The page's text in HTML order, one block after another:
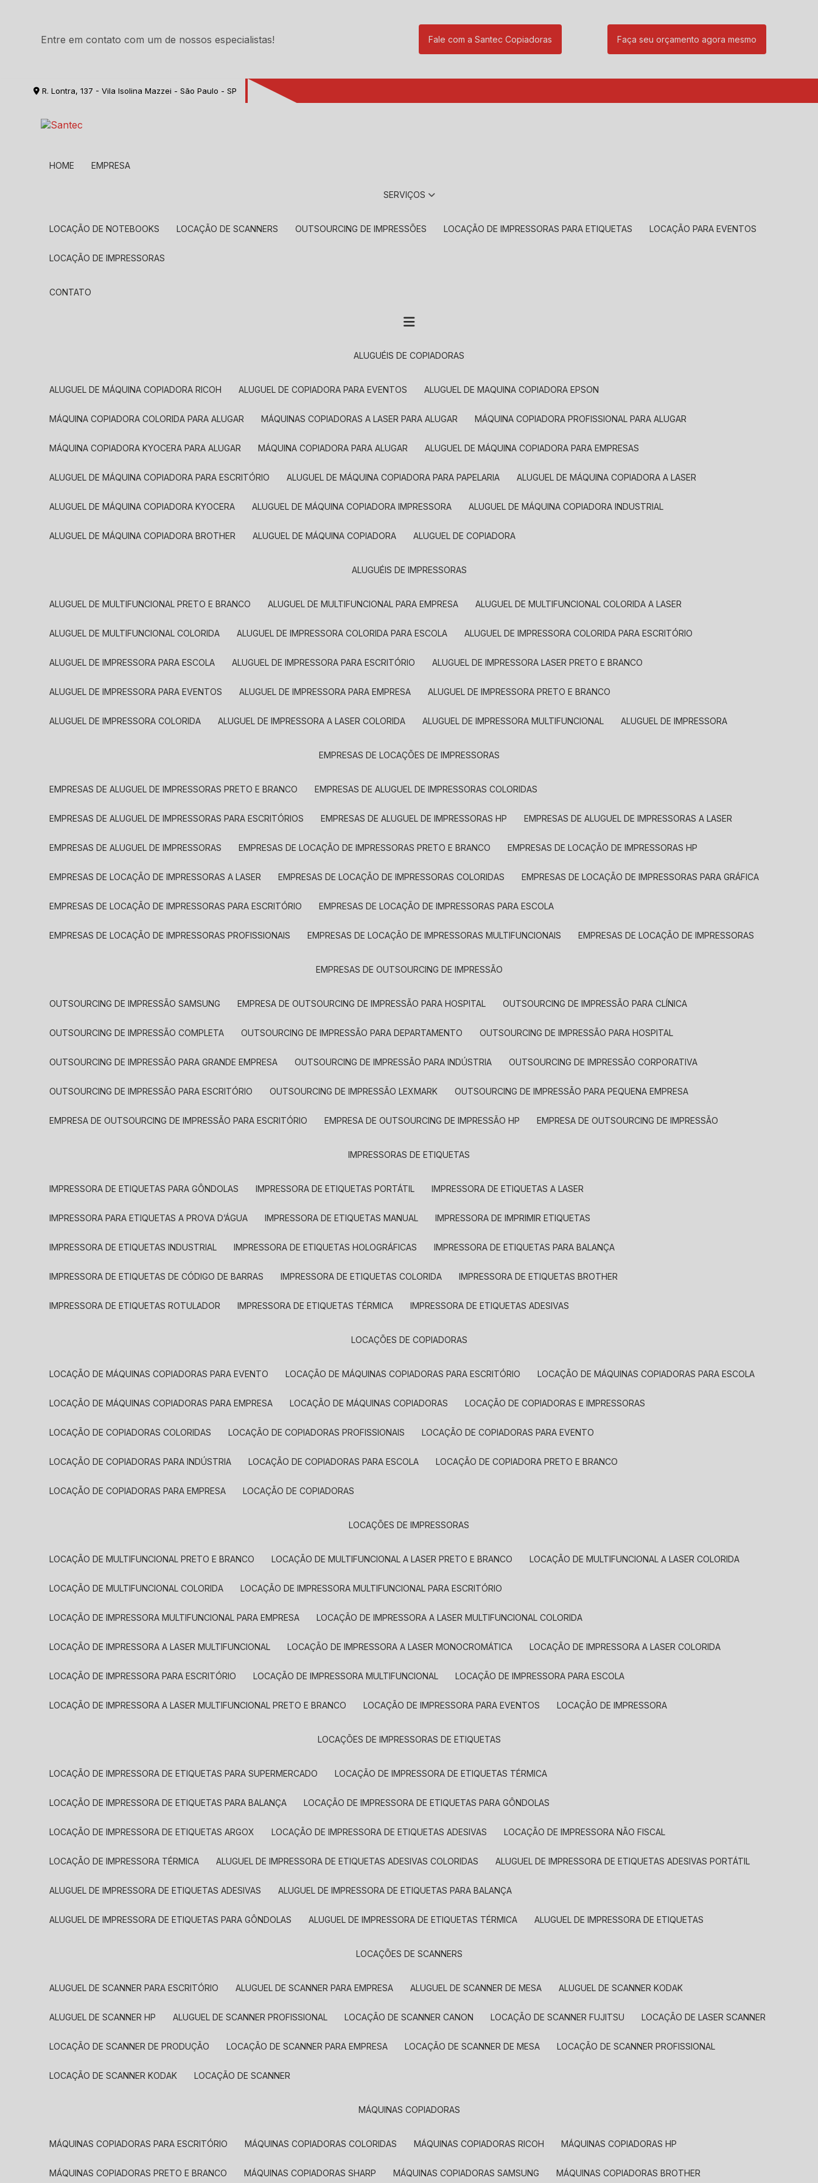
Entre em contato com um de nossos especialistas! Fale com a Santec Copiadoras Faça seu orçamento agora mesmo
R. Lontra, 137 - Vila Isolina Mazzei - São Paulo - SP
HOME EMPRESA
SERVIÇOS
LOCAÇÃO DE NOTEBOOKS LOCAÇÃO DE SCANNERS OUTSOURCING DE IMPRESSÕES LOCAÇÃO DE IMPRESSORAS PARA ETIQUETAS LOCAÇÃO PARA EVENTOS
LOCAÇÃO DE IMPRESSORAS
CONTATO
ALUGUÉIS DE COPIADORAS
ALUGUEL DE MÁQUINA COPIADORA RICOH ALUGUEL DE COPIADORA PARA EVENTOS ALUGUEL DE MAQUINA COPIADORA EPSON
MÁQUINA COPIADORA COLORIDA PARA ALUGAR MÁQUINAS COPIADORAS A LASER PARA ALUGAR MÁQUINA COPIADORA PROFISSIONAL PARA ALUGAR
MÁQUINA COPIADORA KYOCERA PARA ALUGAR MÁQUINA COPIADORA PARA ALUGAR ALUGUEL DE MÁQUINA COPIADORA PARA EMPRESAS
ALUGUEL DE MÁQUINA COPIADORA PARA ESCRITÓRIO ALUGUEL DE MÁQUINA COPIADORA PARA PAPELARIA ALUGUEL DE MÁQUINA COPIADORA A LASER
ALUGUEL DE MÁQUINA COPIADORA KYOCERA ALUGUEL DE MÁQUINA COPIADORA IMPRESSORA ALUGUEL DE MÁQUINA COPIADORA INDUSTRIAL
ALUGUEL DE MÁQUINA COPIADORA BROTHER ALUGUEL DE MÁQUINA COPIADORA ALUGUEL DE COPIADORA
ALUGUÉIS DE IMPRESSORAS
ALUGUEL DE MULTIFUNCIONAL PRETO E BRANCO ALUGUEL DE MULTIFUNCIONAL PARA EMPRESA ALUGUEL DE MULTIFUNCIONAL COLORIDA A LASER
ALUGUEL DE MULTIFUNCIONAL COLORIDA ALUGUEL DE IMPRESSORA COLORIDA PARA ESCOLA ALUGUEL DE IMPRESSORA COLORIDA PARA ESCRITÓRIO
ALUGUEL DE IMPRESSORA PARA ESCOLA ALUGUEL DE IMPRESSORA PARA ESCRITÓRIO ALUGUEL DE IMPRESSORA LASER PRETO E BRANCO
ALUGUEL DE IMPRESSORA PARA EVENTOS ALUGUEL DE IMPRESSORA PARA EMPRESA ALUGUEL DE IMPRESSORA PRETO E BRANCO
ALUGUEL DE IMPRESSORA COLORIDA ALUGUEL DE IMPRESSORA A LASER COLORIDA ALUGUEL DE IMPRESSORA MULTIFUNCIONAL ALUGUEL DE IMPRESSORA
EMPRESAS DE LOCAÇÕES DE IMPRESSORAS
EMPRESAS DE ALUGUEL DE IMPRESSORAS PRETO E BRANCO EMPRESAS DE ALUGUEL DE IMPRESSORAS COLORIDAS
EMPRESAS DE ALUGUEL DE IMPRESSORAS PARA ESCRITÓRIOS EMPRESAS DE ALUGUEL DE IMPRESSORAS HP EMPRESAS DE ALUGUEL DE IMPRESSORAS A LASER
EMPRESAS DE ALUGUEL DE IMPRESSORAS EMPRESAS DE LOCAÇÃO DE IMPRESSORAS PRETO E BRANCO EMPRESAS DE LOCAÇÃO DE IMPRESSORAS HP
EMPRESAS DE LOCAÇÃO DE IMPRESSORAS A LASER EMPRESAS DE LOCAÇÃO DE IMPRESSORAS COLORIDAS EMPRESAS DE LOCAÇÃO DE IMPRESSORAS PARA GRÁFICA
EMPRESAS DE LOCAÇÃO DE IMPRESSORAS PARA ESCRITÓRIO EMPRESAS DE LOCAÇÃO DE IMPRESSORAS PARA ESCOLA
EMPRESAS DE LOCAÇÃO DE IMPRESSORAS PROFISSIONAIS EMPRESAS DE LOCAÇÃO DE IMPRESSORAS MULTIFUNCIONAIS EMPRESAS DE LOCAÇÃO DE IMPRESSORAS
EMPRESAS DE OUTSOURCING DE IMPRESSÃO
OUTSOURCING DE IMPRESSÃO SAMSUNG EMPRESA DE OUTSOURCING DE IMPRESSÃO PARA HOSPITAL OUTSOURCING DE IMPRESSÃO PARA CLÍNICA
OUTSOURCING DE IMPRESSÃO COMPLETA OUTSOURCING DE IMPRESSÃO PARA DEPARTAMENTO OUTSOURCING DE IMPRESSÃO PARA HOSPITAL
OUTSOURCING DE IMPRESSÃO PARA GRANDE EMPRESA OUTSOURCING DE IMPRESSÃO PARA INDÚSTRIA OUTSOURCING DE IMPRESSÃO CORPORATIVA
OUTSOURCING DE IMPRESSÃO PARA ESCRITÓRIO OUTSOURCING DE IMPRESSÃO LEXMARK OUTSOURCING DE IMPRESSÃO PARA PEQUENA EMPRESA
EMPRESA DE OUTSOURCING DE IMPRESSÃO PARA ESCRITÓRIO EMPRESA DE OUTSOURCING DE IMPRESSÃO HP EMPRESA DE OUTSOURCING DE IMPRESSÃO
IMPRESSORAS DE ETIQUETAS
IMPRESSORA DE ETIQUETAS PARA GÔNDOLAS IMPRESSORA DE ETIQUETAS PORTÁTIL IMPRESSORA DE ETIQUETAS A LASER
IMPRESSORA PARA ETIQUETAS A PROVA D’ÁGUA IMPRESSORA DE ETIQUETAS MANUAL IMPRESSORA DE IMPRIMIR ETIQUETAS
IMPRESSORA DE ETIQUETAS INDUSTRIAL IMPRESSORA DE ETIQUETAS HOLOGRÁFICAS IMPRESSORA DE ETIQUETAS PARA BALANÇA
IMPRESSORA DE ETIQUETAS DE CÓDIGO DE BARRAS IMPRESSORA DE ETIQUETAS COLORIDA IMPRESSORA DE ETIQUETAS BROTHER
IMPRESSORA DE ETIQUETAS ROTULADOR IMPRESSORA DE ETIQUETAS TÉRMICA IMPRESSORA DE ETIQUETAS ADESIVAS
LOCAÇÕES DE COPIADORAS
LOCAÇÃO DE MÁQUINAS COPIADORAS PARA EVENTO LOCAÇÃO DE MÁQUINAS COPIADORAS PARA ESCRITÓRIO LOCAÇÃO DE MÁQUINAS COPIADORAS PARA ESCOLA
LOCAÇÃO DE MÁQUINAS COPIADORAS PARA EMPRESA LOCAÇÃO DE MÁQUINAS COPIADORAS LOCAÇÃO DE COPIADORAS E IMPRESSORAS
LOCAÇÃO DE COPIADORAS COLORIDAS LOCAÇÃO DE COPIADORAS PROFISSIONAIS LOCAÇÃO DE COPIADORAS PARA EVENTO
LOCAÇÃO DE COPIADORAS PARA INDÚSTRIA LOCAÇÃO DE COPIADORAS PARA ESCOLA LOCAÇÃO DE COPIADORA PRETO E BRANCO
LOCAÇÃO DE COPIADORAS PARA EMPRESA LOCAÇÃO DE COPIADORAS
LOCAÇÕES DE IMPRESSORAS
LOCAÇÃO DE MULTIFUNCIONAL PRETO E BRANCO LOCAÇÃO DE MULTIFUNCIONAL A LASER PRETO E BRANCO LOCAÇÃO DE MULTIFUNCIONAL A LASER COLORIDA
LOCAÇÃO DE MULTIFUNCIONAL COLORIDA LOCAÇÃO DE IMPRESSORA MULTIFUNCIONAL PARA ESCRITÓRIO
LOCAÇÃO DE IMPRESSORA MULTIFUNCIONAL PARA EMPRESA LOCAÇÃO DE IMPRESSORA A LASER MULTIFUNCIONAL COLORIDA
LOCAÇÃO DE IMPRESSORA A LASER MULTIFUNCIONAL LOCAÇÃO DE IMPRESSORA A LASER MONOCROMÁTICA LOCAÇÃO DE IMPRESSORA A LASER COLORIDA
LOCAÇÃO DE IMPRESSORA PARA ESCRITÓRIO LOCAÇÃO DE IMPRESSORA MULTIFUNCIONAL LOCAÇÃO DE IMPRESSORA PARA ESCOLA
LOCAÇÃO DE IMPRESSORA A LASER MULTIFUNCIONAL PRETO E BRANCO LOCAÇÃO DE IMPRESSORA PARA EVENTOS LOCAÇÃO DE IMPRESSORA
LOCAÇÕES DE IMPRESSORAS DE ETIQUETAS
LOCAÇÃO DE IMPRESSORA DE ETIQUETAS PARA SUPERMERCADO LOCAÇÃO DE IMPRESSORA DE ETIQUETAS TÉRMICA
LOCAÇÃO DE IMPRESSORA DE ETIQUETAS PARA BALANÇA LOCAÇÃO DE IMPRESSORA DE ETIQUETAS PARA GÔNDOLAS
LOCAÇÃO DE IMPRESSORA DE ETIQUETAS ARGOX LOCAÇÃO DE IMPRESSORA DE ETIQUETAS ADESIVAS LOCAÇÃO DE IMPRESSORA NÃO FISCAL
LOCAÇÃO DE IMPRESSORA TÉRMICA ALUGUEL DE IMPRESSORA DE ETIQUETAS ADESIVAS COLORIDAS ALUGUEL DE IMPRESSORA DE ETIQUETAS ADESIVAS PORTÁTIL
ALUGUEL DE IMPRESSORA DE ETIQUETAS ADESIVAS ALUGUEL DE IMPRESSORA DE ETIQUETAS PARA BALANÇA
ALUGUEL DE IMPRESSORA DE ETIQUETAS PARA GÔNDOLAS ALUGUEL DE IMPRESSORA DE ETIQUETAS TÉRMICA ALUGUEL DE IMPRESSORA DE ETIQUETAS
LOCAÇÕES DE SCANNERS
ALUGUEL DE SCANNER PARA ESCRITÓRIO ALUGUEL DE SCANNER PARA EMPRESA ALUGUEL DE SCANNER DE MESA ALUGUEL DE SCANNER KODAK
ALUGUEL DE SCANNER HP ALUGUEL DE SCANNER PROFISSIONAL LOCAÇÃO DE SCANNER CANON LOCAÇÃO DE SCANNER FUJITSU LOCAÇÃO DE LASER SCANNER
LOCAÇÃO DE SCANNER DE PRODUÇÃO LOCAÇÃO DE SCANNER PARA EMPRESA LOCAÇÃO DE SCANNER DE MESA LOCAÇÃO DE SCANNER PROFISSIONAL
LOCAÇÃO DE SCANNER KODAK LOCAÇÃO DE SCANNER
MÁQUINAS COPIADORAS
MÁQUINAS COPIADORAS PARA ESCRITÓRIO MÁQUINAS COPIADORAS COLORIDAS MÁQUINAS COPIADORAS RICOH MÁQUINAS COPIADORAS HP
MÁQUINAS COPIADORAS PRETO E BRANCO MÁQUINAS COPIADORAS SHARP MÁQUINAS COPIADORAS SAMSUNG MÁQUINAS COPIADORAS BROTHER